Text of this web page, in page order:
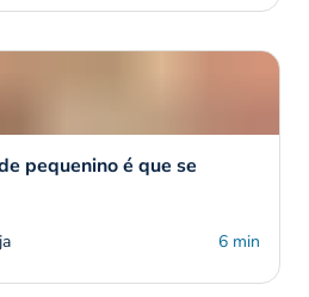
pequenino é que se
6 min